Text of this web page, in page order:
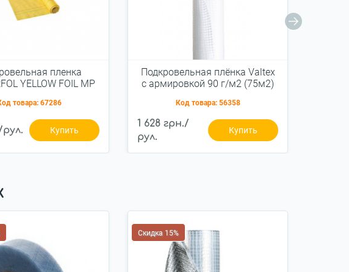
пленка
YELLOW FOIL MP
товара: 67286
рул. Купить
Подкровельная плёнка Valtex
с армировкой 90 г/м2 (75м2)
Код товара: 56358
1 628 грн./
рул.
Купить
Скидка 15%